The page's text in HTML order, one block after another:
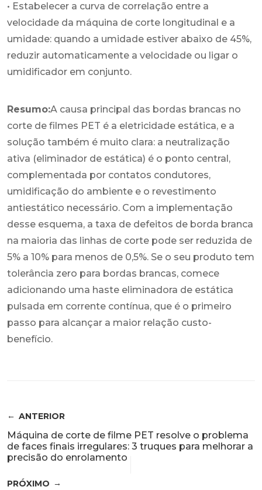
• Estabelecer a curva de correlação entre a
velocidade da máquina de corte longitudinal e a
umidade: quando a umidade estiver abaixo de 45%,
reduzir automaticamente a velocidade ou ligar o
umidificador em conjunto.
Resumo:A causa principal das bordas brancas no
corte de filmes PET é a eletricidade estática, e a
solução também é muito clara: a neutralização
ativa (eliminador de estática) é o ponto central,
complementada por contatos condutores,
umidificação do ambiente e o revestimento
antiestático necessário. Com a implementação
desse esquema, a taxa de defeitos de borda branca
na maioria das linhas de corte pode ser reduzida de
5% a 10% para menos de 0,5%. Se o seu produto tem
tolerância zero para bordas brancas, comece
adicionando uma haste eliminadora de estática
pulsada em corrente contínua, que é o primeiro
passo para alcançar a maior relação custo-
benefício.
ANTERIOR
Máquina de corte de filme PET resolve o problema
de faces finais irregulares: 3 truques para melhorar a
precisão do enrolamento
PRÓXIMO